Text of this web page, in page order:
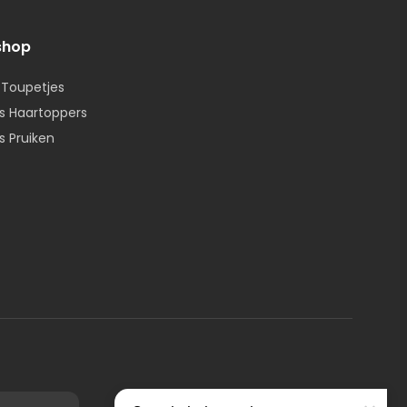
Haartoppers
Pruiken